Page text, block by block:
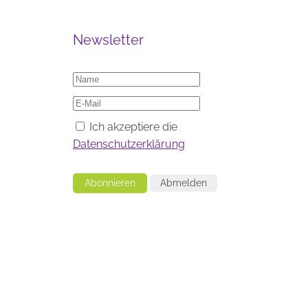
Newsletter
Ich akzeptiere die
Datenschutzerklärung
Abonnieren Abmelden